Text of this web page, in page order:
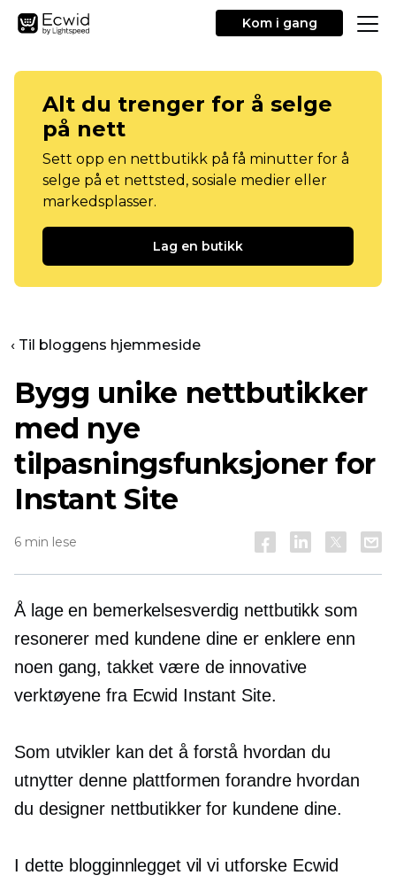
Kom i gang
Alt du trenger for å selge
på nett
Sett opp en nettbutikk på få minutter for å
selge på et nettsted, sosiale medier eller
markedsplasser.
Lag en butikk
‹ Til bloggens hjemmeside
Bygg unike nettbutikker
med nye
tilpasningsfunksjoner for
Instant Site
6 min lese
Å lage en bemerkelsesverdig nettbutikk som
resonerer med kundene dine er enklere enn
noen gang, takket være de innovative
verktøyene fra Ecwid Instant Site.
Som utvikler kan det å forstå hvordan du
utnytter denne plattformen forandre hvordan
du designer nettbutikker for kundene dine.
I dette blogginnlegget vil vi utforske Ecwid